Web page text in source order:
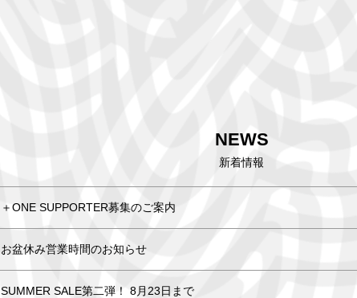
NEWS
新着情報
＋ONE SUPPORTER募集のご案内
お盆休み営業時間のお知らせ
SUMMER SALE第二弾！ 8月23日まで